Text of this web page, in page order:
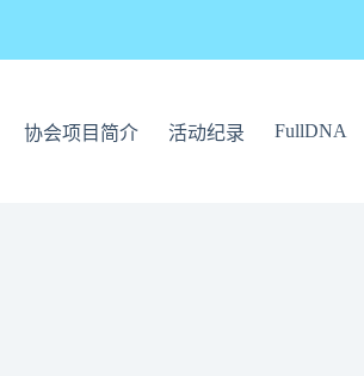
协会项目简介 活动纪录 FullDNA